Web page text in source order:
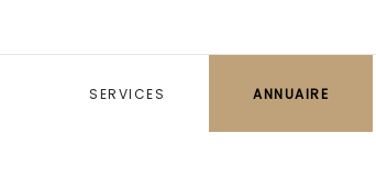
SERVICES ANNUAIRE